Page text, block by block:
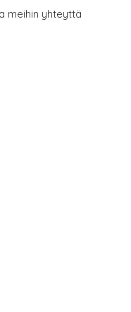
meihin yhteyttä